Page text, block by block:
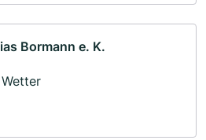
Bormann e. K.